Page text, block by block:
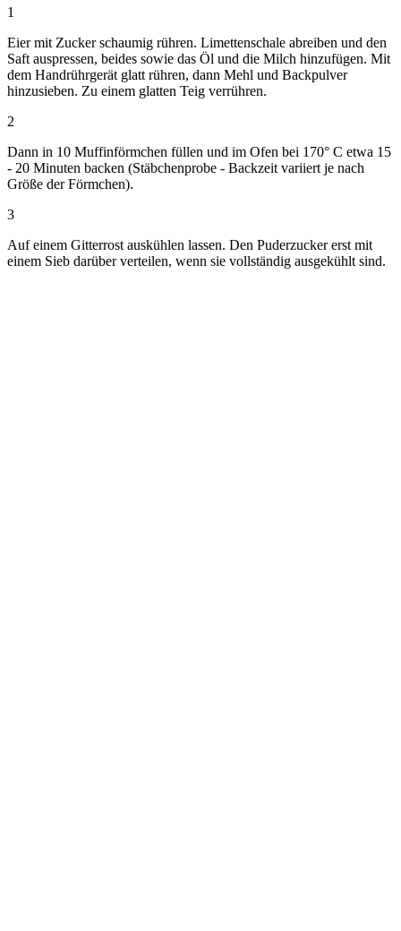
1
Eier mit Zucker schaumig rühren. Limettenschale abreiben und den
Saft auspressen, beides sowie das Öl und die Milch hinzufügen. Mit
dem Handrührgerät glatt rühren, dann Mehl und Backpulver
hinzusieben. Zu einem glatten Teig verrühren.
2
Dann in 10 Muffinförmchen füllen und im Ofen bei 170° C etwa 15
- 20 Minuten backen (Stäbchenprobe - Backzeit variiert je nach
Größe der Förmchen).
3
Auf einem Gitterrost auskühlen lassen. Den Puderzucker erst mit
einem Sieb darüber verteilen, wenn sie vollständig ausgekühlt sind.